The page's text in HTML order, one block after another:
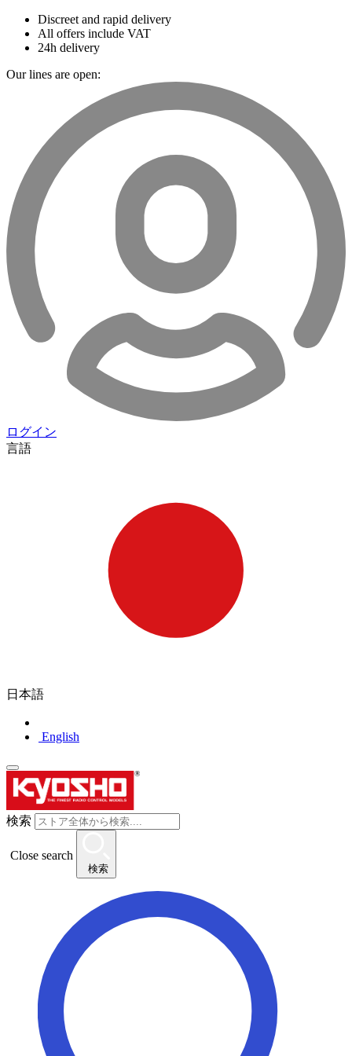
Discreet and rapid delivery
All offers include VAT
24h delivery
Our lines are open:
ログイン
言語
日本語
English
検索
Close search
検索